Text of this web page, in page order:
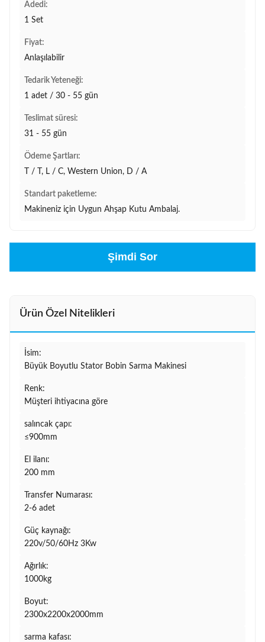
Adedi:
1 Set
Fiyat:
Anlaşılabilir
Tedarik Yeteneği:
1 adet / 30 - 55 gün
Teslimat süresi:
31 - 55 gün
Ödeme Şartları:
T / T, L / C, Western Union, D / A
Standart paketleme:
Makineniz için Uygun Ahşap Kutu Ambalaj.
Şimdi Sor
Ürün Özel Nitelikleri
İsim:
Büyük Boyutlu Stator Bobin Sarma Makinesi
Renk:
Müşteri ihtiyacına göre
salıncak çapı:
≤900mm
El ilanı:
200 mm
Transfer Numarası:
2-6 adet
Güç kaynağı:
220v/50/60Hz 3Kw
Ağırlık:
1000kg
Boyut:
2300x2200x2000mm
sarma kafası: